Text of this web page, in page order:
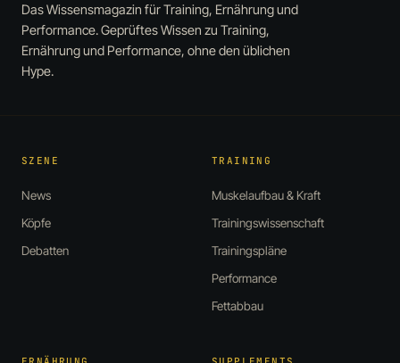
Das Wissensmagazin für Training, Ernährung und
Performance. Geprüftes Wissen zu Training,
Ernährung und Performance, ohne den üblichen
Hype.
SZENE
News
Köpfe
Debatten
TRAINING
Muskelaufbau & Kraft
Trainingswissenschaft
Trainingspläne
Performance
Fettabbau